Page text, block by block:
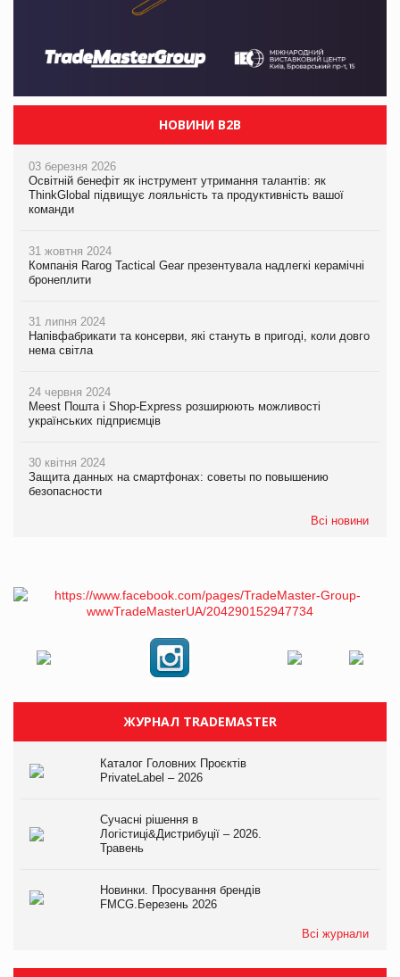
НОВИНИ B2B
03 березня 2026
Освітній бенефіт як інструмент утримання талантів: як
ThinkGlobal підвищує лояльність та продуктивність вашої
команди
31 жовтня 2024
Компанія Rarog Tactical Gear презентувала надлегкі керамічні
бронеплити
31 липня 2024
Напівфабрикати та консерви, які стануть в пригоді, коли довго
нема світла
24 червня 2024
Meest Пошта і Shop-Express розширюють можливості
українських підприємців
30 квітня 2024
Защита данных на смартфонах: советы по повышению
безопасности
Всі новини
ЖУРНАЛ TRADEMASTER
Каталог Головних Проєктів
PrivateLabel – 2026
Сучасні рішення в
Логістиці&Дистрибуції – 2026.
Травень
Новинки. Просування брендів
FMCG.Березень 2026
Всі журнали